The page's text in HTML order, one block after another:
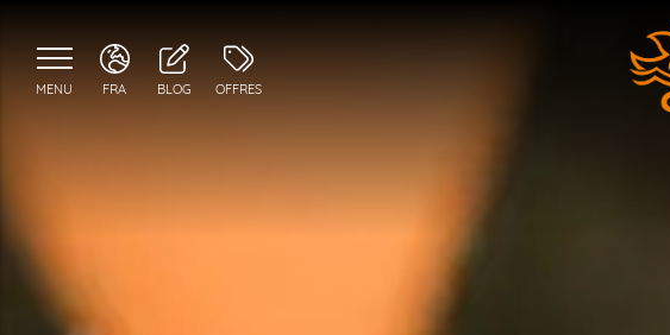
MENU FRA BLOG OFFRES